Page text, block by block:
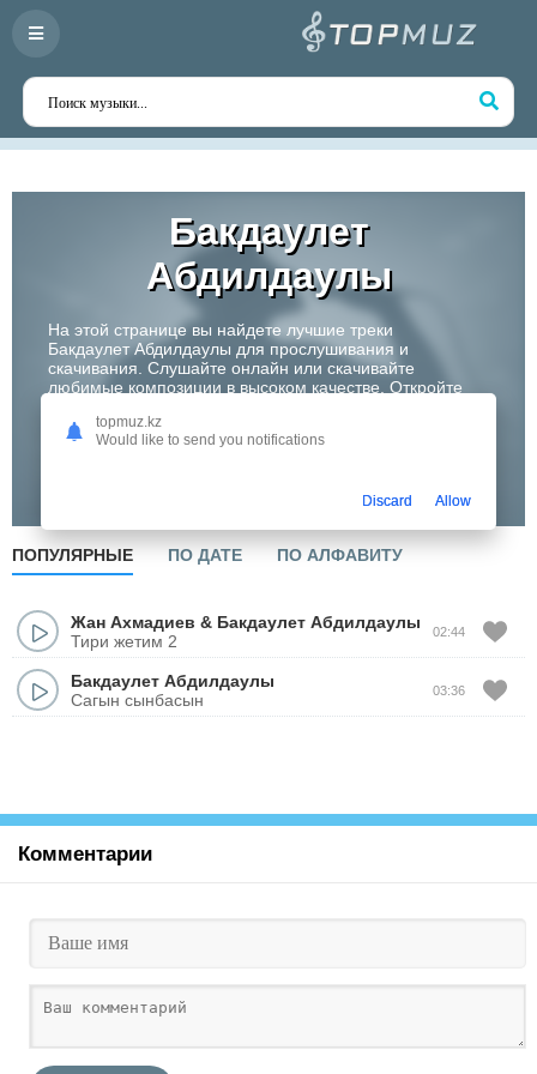
Бакдаулет
Абдилдаулы
На этой странице вы найдете лучшие треки
Бакдаулет Абдилдаулы для прослушивания и
скачивания. Слушайте онлайн или скачивайте
любимые композиции в высоком качестве. Откройте
артистов Казахстана!
ПОПУЛЯРНЫЕ ПО ДАТЕ ПО АЛФАВИТУ
Жан Ахмадиев & Бакдаулет Абдилдаулы
Тири жетим 2
02:44
Бакдаулет Абдилдаулы
Сагын сынбасын
03:36
Комментарии
topmuz.kz
Would like to send you notifications
Discard Allow